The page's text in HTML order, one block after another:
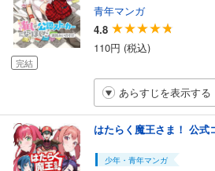
完結
青年マンガ
4.8
110円 (税込)
あらすじを表示する
はたらく魔王さま！ 公式
少年・青年マンガ